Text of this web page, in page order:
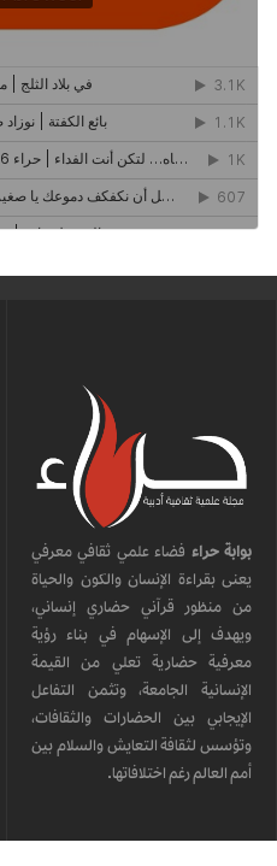
بوابة حراء فضاء علمي ثقافي معرفي
يعنى بقراءة الإنسان والكون والحياة
من منظور قرآني حضاري إنساني،
ويهدف إلى الإسهام في بناء رؤية
معرفية حضارية تعلي من القيمة
الإنسانية الجامعة، وتثمن التفاعل
الإيجابي بين الحضارات والثقافات،
وتؤسس لثقافة التعايش والسلام بين
أمم العالم رغم اختلافاتها.